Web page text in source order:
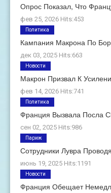
Опрос Показал, Что
фев 25, 2026 Hits:453
Кампания Макрона По
дек 03, 2025 Hits:663
Политика
Макрон Призвал К
фев 14, 2026 Hits:741
Новости
Франция Вызвала Посла
сен 02, 2025 Hits:986
Политика
Сотрудники Лувра
июнь 19, 2025 Hits:1191
Париж
Франция Обещает
Новости